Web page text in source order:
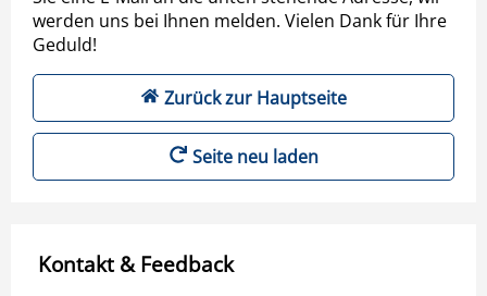
werden uns bei Ihnen melden. Vielen Dank für Ihre
Geduld!
Zurück zur Hauptseite
Seite neu laden
Kontakt & Feedback